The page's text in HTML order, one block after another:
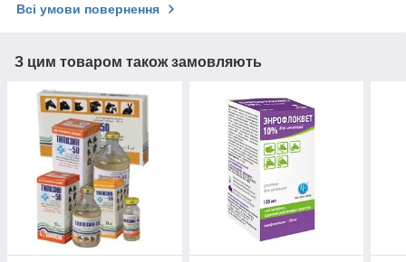
Всі умови повернення
З цим товаром також замовляють